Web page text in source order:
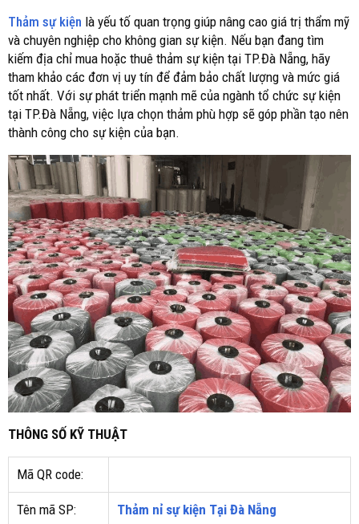
Thảm sự kiện là yếu tố quan trọng giúp nâng cao giá trị thẩm mỹ
và chuyên nghiệp cho không gian sự kiện. Nếu bạn đang tìm
kiếm địa chỉ mua hoặc thuê thảm sự kiện tại TP.Đà Nẵng, hãy
tham khảo các đơn vị uy tín để đảm bảo chất lượng và mức giá
tốt nhất. Với sự phát triển mạnh mẽ của ngành tổ chức sự kiện
tại TP.Đà Nẵng, việc lựa chọn thảm phù hợp sẽ góp phần tạo nên
thành công cho sự kiện của bạn.
THÔNG SỐ KỸ THUẬT
Mã QR code:
Tên mã SP: Thảm nỉ sự kiện Tại Đà Nẵng